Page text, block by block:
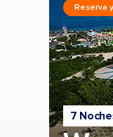
7
Reserva